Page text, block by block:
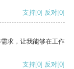
支持[0] 反对[0]
求，让我能够在工作
支持[0] 反对[0]